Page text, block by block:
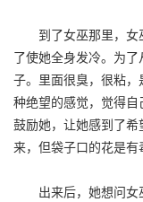
到了女巫那里，女
了使她全身发冷。为
子。里面很臭，很粘
种绝望的感觉，觉得
鼓励她，让她感到了
来，但袋子口的花是有
出来后，她想问女